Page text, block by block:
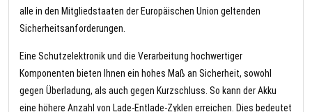
alle in den Mitgliedstaaten der Europäischen Union geltenden
Sicherheitsanforderungen.
Eine Schutzelektronik und die Verarbeitung hochwertiger
Komponenten bieten Ihnen ein hohes Maß an Sicherheit, sowohl
gegen Überladung, als auch gegen Kurzschluss. So kann der Akku
eine höhere Anzahl von Lade-Entlade-Zyklen erreichen. Dies bedeutet